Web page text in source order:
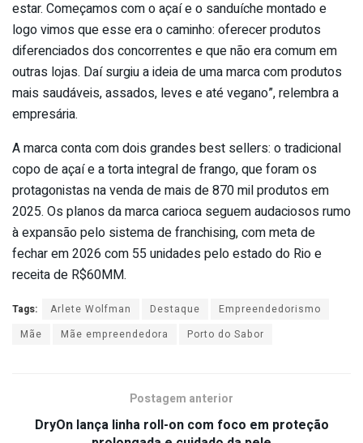
estar. Começamos com o açaí e o sanduíche montado e
logo vimos que esse era o caminho: oferecer produtos
diferenciados dos concorrentes e que não era comum em
outras lojas. Daí surgiu a ideia de uma marca com produtos
mais saudáveis, assados, leves e até vegano”, relembra a
empresária.
A marca conta com dois grandes best sellers: o tradicional
copo de açaí e a torta integral de frango, que foram os
protagonistas na venda de mais de 870 mil produtos em
2025. Os planos da marca carioca seguem audaciosos rumo
à expansão pelo sistema de franchising, com meta de
fechar em 2026 com 55 unidades pelo estado do Rio e
receita de R$60MM.
Tags: Arlete Wolfman Destaque
Empreendedorismo
Mãe
Mãe empreendedora Porto do Sabor
Postagem anterior
DryOn lança linha roll-on com foco em proteção